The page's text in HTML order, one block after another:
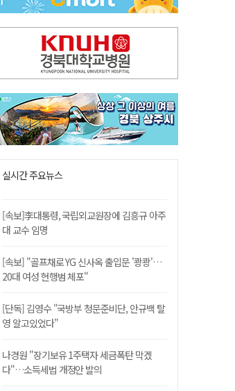
아쉬운 태클
실시간 주요뉴스
[속보]李대통령, 국립외교원장에 김흥규 아주
대 교수 임명
[속보] "골프채로 YG 신사옥 출입문 '쾅쾅'…
20대 여성 현행범 체포"
[단독] 김영수 "국방부 청문준비단, 안규백 탈
영 알고있었다"
나경원 "장기보유 1주택자 세금폭탄 막겠
다"…소득세법 개정안 발의